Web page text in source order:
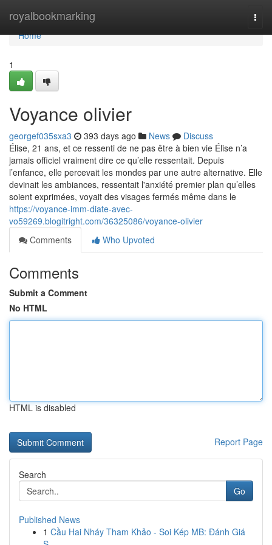
royalbookmarking
Home
Home
1
Voyance olivier
georgef035sxa3 393 days ago News
Discuss
Élise, 21 ans, et ce ressenti de ne pas être à bien vie Élise n’a
jamais officiel vraiment dire ce qu’elle ressentait. Depuis
l’enfance, elle percevait les mondes par une autre alternative. Elle
devinait les ambiances, ressentait l'anxiété premier plan qu’elles
soient exprimées, voyait des visages fermés même dans le
https://voyance-imm-diate-avec-
vo59269.blogitright.com/36325086/voyance-olivier
Comments
Who Upvoted
Comments
Submit a Comment
No HTML
HTML is disabled
Report Page
Search
Go
Published News
1 Cầu Hai Nháy Tham Khảo - Soi Kép MB: Đánh Giá